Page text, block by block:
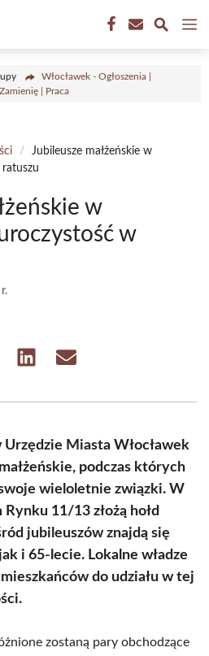
Włocławek - Ogłoszenia |
| Praca
/
Jubileusze małżeńskie w
w
w
Share Share
Miasta Włocławek
podczas których
wieloletnie związki. W
11/13 złożą hołd
jubileuszów znajdą się
i 65-lecie. Lokalne władze
do udziału w tej
zostaną pary obchodzące